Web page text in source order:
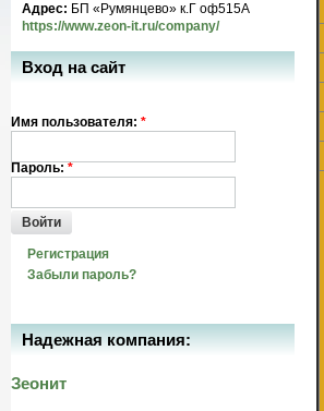
Адрес: БП «Румянцево» к.Г оф515A
https://www.zeon-it.ru/company/
Вход на сайт
Имя пользователя: *
Пароль: *
Войти
Регистрация
Забыли пароль?
Надежная компания:
Зеонит